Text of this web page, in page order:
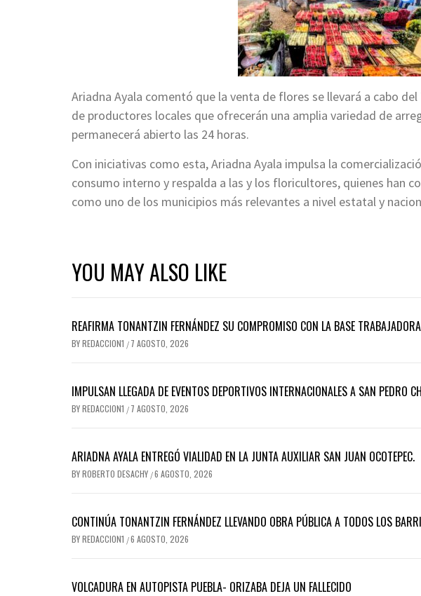
Ariadna Ayala comentó que la venta de flores se llevará a cabo
de productores locales que ofrecerán una amplia variedad de
permanecerá abierto las 24 horas.
Con iniciativas como esta, Ariadna Ayala impulsa la
consumo interno y respalda a las y los floricultores, quienes han
como uno de los municipios más relevantes a nivel estatal y
YOU MAY ALSO LIKE
REAFIRMA TONANTZIN FERNÁNDEZ SU COMPROMISO CON LA BASE
BYREDACCION1 / 7 AGOSTO, 2026
IMPULSAN LLEGADA DE EVENTOS DEPORTIVOS INTERNACIONALES A SAN PEDRO
BYREDACCION1 / 7 AGOSTO, 2026
ARIADNA AYALA ENTREGÓ VIALIDAD EN LA JUNTA AUXILIAR SAN JUAN OCOTEPEC.
BYROBERTO DESACHY /6 AGOSTO, 2026
CONTINÚA TONANTZIN FERNÁNDEZ LLEVANDO OBRA PÚBLICA A TODOS LOS
BYREDACCION1 /6 AGOSTO, 2026
VOLCADURA EN AUTOPISTA PUEBLA- ORIZABA DEJA UN FALLECIDO